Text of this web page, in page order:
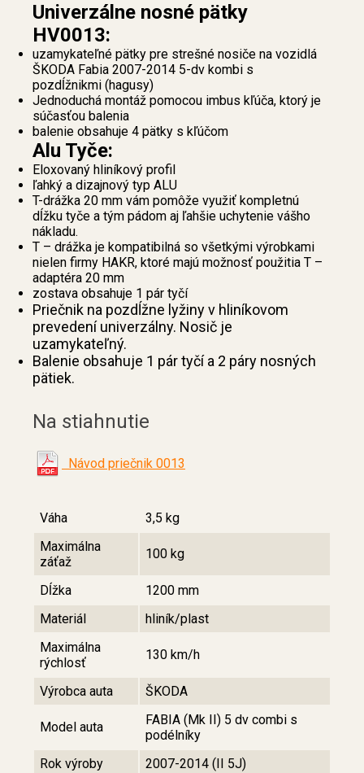
Univerzálne nosné pätky
HV0013:
uzamykateľné pätky pre strešné nosiče na vozidlá
ŠKODA Fabia 2007-2014 5-dv kombi s
pozdĺžnikmi (hagusy)
Jednoduchá montáž pomocou imbus kľúča, ktorý je
súčasťou balenia
balenie obsahuje 4 pätky s kľúčom
Alu Tyče:
Eloxovaný hliníkový profil
ľahký a dizajnový typ ALU
T-drážka 20 mm vám pomôže využiť kompletnú
dĺžku tyče a tým pádom aj ľahšie uchytenie vášho
nákladu.
T – drážka je kompatibilná so všetkými výrobkami
nielen firmy HAKR, ktoré majú možnosť použitia T –
adaptéra 20 mm
zostava obsahuje 1 pár tyčí
Priečnik na pozdĺžne lyžiny v hliníkovom
prevedení univerzálny. Nosič je
uzamykateľný.
Balenie obsahuje 1 pár tyčí a 2 páry nosných
pätiek.
Na stiahnutie
Návod priečnik 0013
Váha
3,5 kg
Maximálna
záťaž
100 kg
Dĺžka
1200 mm
Materiál
hliník/plast
Maximálna
rýchlosť
130 km/h
Výrobca auta ŠKODA
Model auta
FABIA (Mk II) 5 dv combi s
podélníky
Rok výroby
2007-2014 (II 5J)